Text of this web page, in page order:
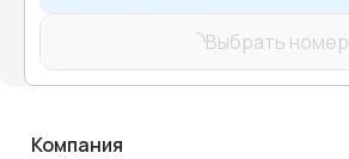
Выбрать номер
Компания